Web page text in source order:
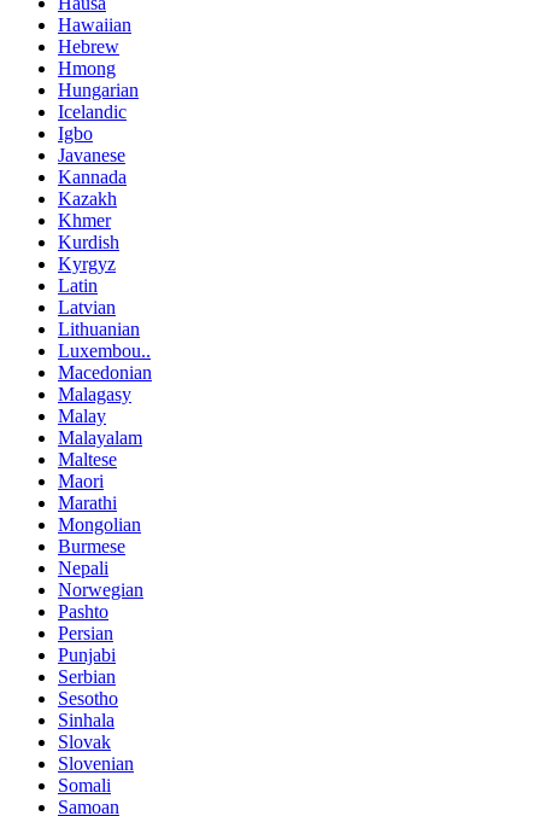
Hawaiian
Hebrew
Hmong
Hungarian
Icelandic
Igbo
Javanese
Kannada
Kazakh
Khmer
Kurdish
Kyrgyz
Latin
Latvian
Lithuanian
Luxembou..
Macedonian
Malagasy
Malay
Malayalam
Maltese
Maori
Marathi
Mongolian
Burmese
Nepali
Norwegian
Pashto
Persian
Punjabi
Serbian
Sesotho
Sinhala
Slovak
Slovenian
Somali
Samoan